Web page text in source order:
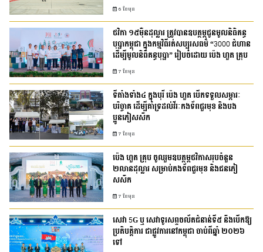
6 ខែមុន
ថវិកា ១៥ម៉ឺនដុល្លារ ត្រូវបានឧបត្ថម្ភជូនមូលនិធិគន្ធ
បុប្ផាកម្ពុជា ក្នុងកម្មវិធីរត់សប្បុរសធម៌ “3000 ជំហាន
ដើម្បីមូលនិធិគន្ធបុប្ផា” រៀបចំដោយ ប៉េង ហួត គ្រុប
7 ខែមុន
ទីតាំងទាំង៤ ក្នុងបុរី ប៉េង ហួត បើកទទួលសម្ភារៈ
បរិច្ចាគ ដើម្បីគាំទ្រដល់វីរៈកងទ័ពជួរមុខ និងបង
ប្អូនភៀសសឹក
7 ខែមុន
ប៉េង ហួត គ្រុប ចូលរួមឧបត្ថម្ភថវិកាសរុបចំនួន
២លានដុល្លារ សម្រាប់កងទ័ពជួរមុខ និងជនភៀ
សសឹក
7 ខែមុន
សេវា 5G ឬ សេវាទូរសព្ទចល័តជំនាន់ទី៥ នឹងបើកឱ្យ
ប្រតិបត្តិការ ជាផ្លូវការនៅកម្ពុជា​ ចាប់ពីឆ្នាំ ២០២៦
ទៅ